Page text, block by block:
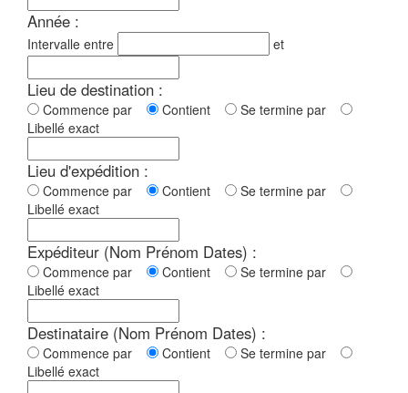
Année :
Intervalle entre et
Lieu de destination :
Commence par Contient
Se termine par
Libellé exact
Lieu d'expédition :
Commence par Contient
Se termine par
Libellé exact
Expéditeur (Nom Prénom Dates) :
Commence par Contient
Se termine par
Libellé exact
Destinataire (Nom Prénom Dates) :
Commence par Contient
Se termine par
Libellé exact